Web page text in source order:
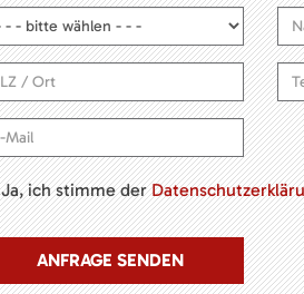
Ja, ich stimme der